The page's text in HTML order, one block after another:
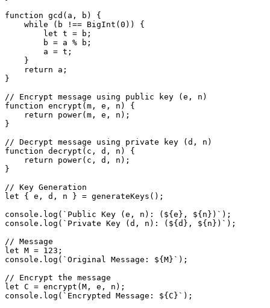
function gcd(a, b) {
    while (b !== BigInt(0)) {
        let t = b;
        b = a % b;
        a = t;
    }
    return a;
}
// Encrypt message using public key (e, n)
function encrypt(m, e, n) {
    return power(m, e, n);
}
// Decrypt message using private key (d, n)
function decrypt(c, d, n) {
    return power(c, d, n);
}
// Key Generation
let { e, d, n } = generateKeys();
console.log(`Public Key (e, n): (${e}, ${n})`);
console.log(`Private Key (d, n): (${d}, ${n})`);
// Message
let M = 123;
console.log(`Original Message: ${M}`);
// Encrypt the message
let C = encrypt(M, e, n);
console.log(`Encrypted Message: ${C}`);